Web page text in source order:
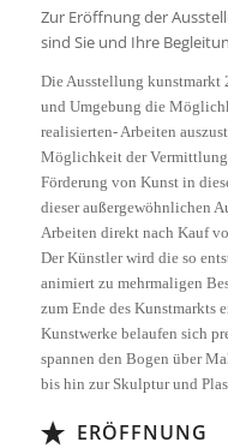
Zur Eröffnung der
sind Sie und Ihre
Die Ausstellung kunstmarkt
und Umgebung die
realisierten- Arbeiten
Möglichkeit der Vermittlung
Förderung von Kunst in
dieser außergewöhnlichen
Arbeiten direkt nach Kauf
Der Künstler wird die so
animiert zu mehrmaligen
zum Ende des Kunstmarkts
Kunstwerke belaufen sich
spannen den Bogen über
bis hin zur Skulptur und
ERÖFFNUNG